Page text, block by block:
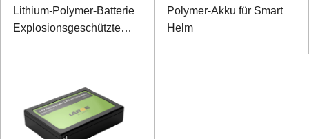
Lithium-Polymer-Batterie
Explosionsgeschützte
Polymer-Akku für Smart
Helm